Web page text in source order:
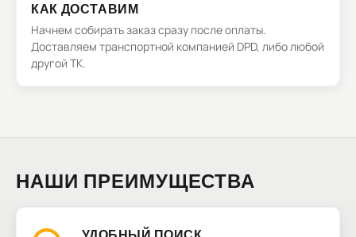
КАК ДОСТАВИМ
Начнем собирать заказ сразу после оплаты.
Доставляем транспортной компанией DPD, либо любой
другой ТК.
НАШИ ПРЕИМУЩЕСТВА